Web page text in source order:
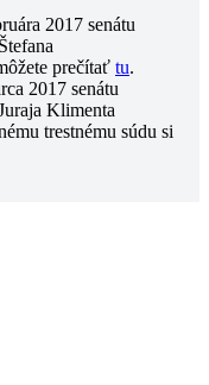
2017 senátu
prečítať tu.
2017 senátu
Klimenta
trestnému súdu si